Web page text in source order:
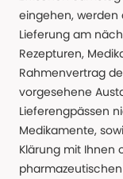
eingehen, werden
Lieferung am
Rezepturen,
Rahmenvertrag
vorgesehene
Lieferengpässen
Medikamente,
Klärung mit Ihnen